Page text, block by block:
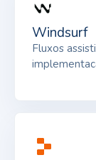
Windsurf
Fluxos